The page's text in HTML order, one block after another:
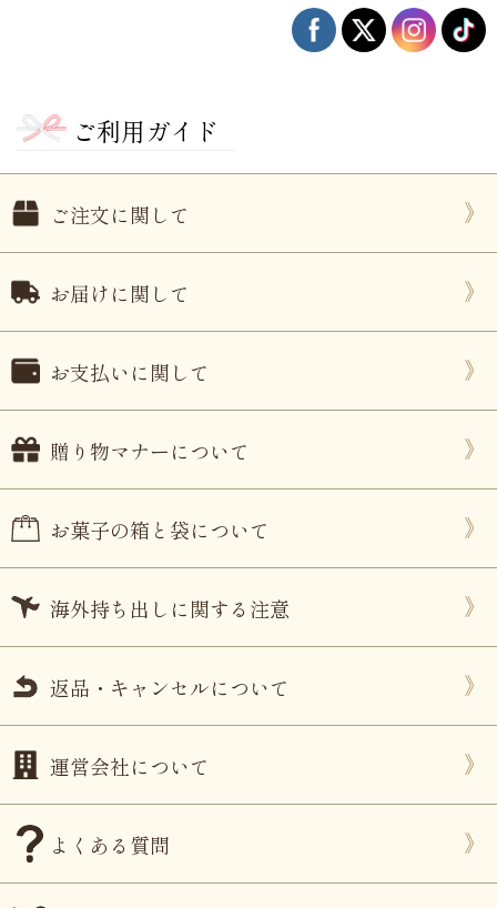
退職・異動の挨拶におすすめのお菓子ギ
ご利用ガイド
ご注文に関して
お届けに関して
お支払いに関して
贈り物マナーについて
お菓子の箱と袋について
海外持ち出しに関する注意
返品・キャンセルについて
運営会社について
よくある質問